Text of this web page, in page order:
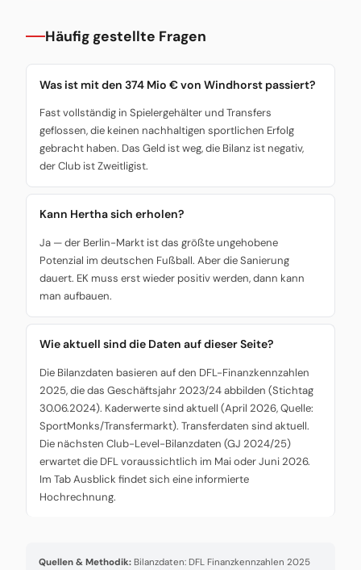
Häufig gestellte Fragen
Was ist mit den 374 Mio € von Windhorst passiert?
Fast vollständig in Spielergehälter und Transfers
geflossen, die keinen nachhaltigen sportlichen Erfolg
gebracht haben. Das Geld ist weg, die Bilanz ist negativ,
der Club ist Zweitligist.
Kann Hertha sich erholen?
Ja — der Berlin-Markt ist das größte ungehobene
Potenzial im deutschen Fußball. Aber die Sanierung
dauert. EK muss erst wieder positiv werden, dann kann
man aufbauen.
Wie aktuell sind die Daten auf dieser Seite?
Die Bilanzdaten basieren auf den DFL-Finanzkennzahlen
2025, die das Geschäftsjahr 2023/24 abbilden (Stichtag
30.06.2024). Kaderwerte sind aktuell (April 2026, Quelle:
SportMonks/Transfermarkt). Transferdaten sind aktuell.
Die nächsten Club-Level-Bilanzdaten (GJ 2024/25)
erwartet die DFL voraussichtlich im Mai oder Juni 2026.
Im Tab Ausblick findet sich eine informierte
Hochrechnung.
Quellen & Methodik: Bilanzdaten: DFL Finanzkennzahlen 2025